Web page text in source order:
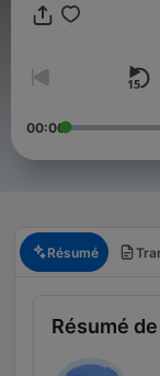
Síguenos en
Facebook: https://
Twitter: https://
Email:
https://
00:00
Résumé
Résumé